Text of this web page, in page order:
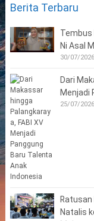
Berita Terbaru
Tembus
Ni Asal
30/07/2026
Dari
Menjadi
25/07/2026
Ratusan
Natalis